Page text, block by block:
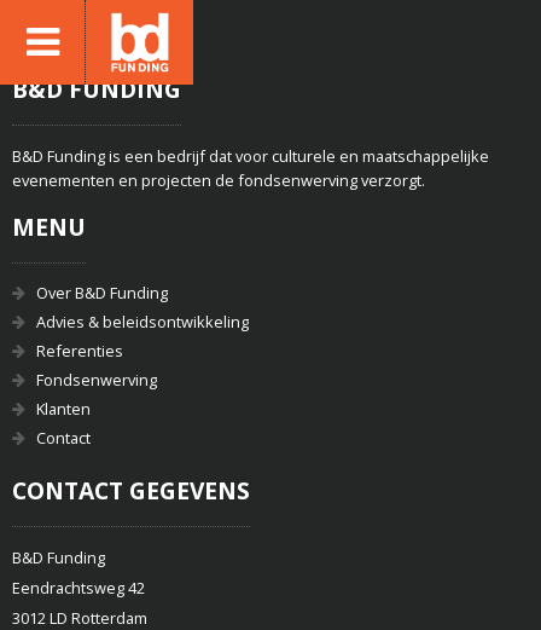
B&D FUNDING
B&D Funding is een bedrijf dat voor culturele en maatschappelijke
evenementen en projecten de fondsenwerving verzorgt.
MENU
Over B&D Funding
Advies & beleidsontwikkeling
Referenties
Fondsenwerving
Klanten
Contact
CONTACT GEGEVENS
B&D Funding
Eendrachtsweg 42
3012 LD Rotterdam